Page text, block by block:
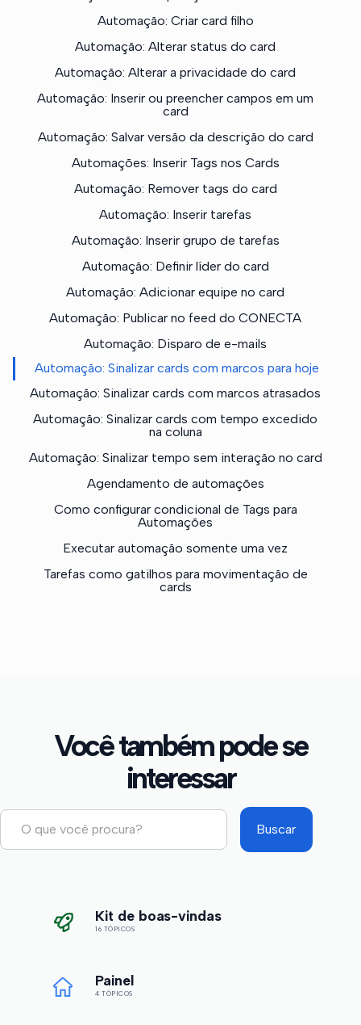
Automação: Criar card filho
Automação: Alterar status do card
Automação: Alterar a privacidade do card
Automação: Inserir ou preencher campos em um
card
Automação: Salvar versão da descrição do card
Automações: Inserir Tags nos Cards
Automação: Remover tags do card
Automação: Inserir tarefas
Automação: Inserir grupo de tarefas
Automação: Definir líder do card
Automação: Adicionar equipe no card
Automação: Publicar no feed do CONECTA
Automação: Disparo de e-mails
Automação: Sinalizar cards com marcos para hoje
Automação: Sinalizar cards com marcos atrasados
Automação: Sinalizar cards com tempo excedido
na coluna
Automação: Sinalizar tempo sem interação no card
Agendamento de automações
Como configurar condicional de Tags para
Automações
Executar automação somente uma vez
Tarefas como gatilhos para movimentação de
cards
Você também pode se
interessar
Kit de boas-vindas
16 TÓPICOS
Painel
4 TÓPICOS